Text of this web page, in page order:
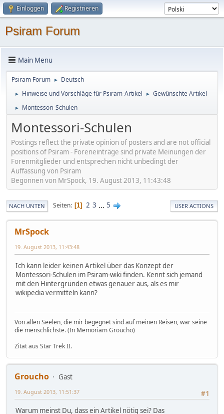
Einloggen Registrieren
Psiram Forum
Main Menu
Psiram Forum ► Deutsch
► Hinweise und Vorschläge für Psiram-Artikel ► Gewünschte Artikel
► Montessori-Schulen
Montessori-Schulen
Postings reflect the private opinion of posters and are not official
positions of Psiram - Foreneinträge sind private Meinungen der
Forenmitglieder und entsprechen nicht unbedingt der
Auffassung von Psiram
Begonnen von MrSpock, 19. August 2013, 11:43:48
NACH UNTEN Seiten 1 2 3 ... 5 USER ACTIONS
MrSpock
19. August 2013, 11:43:48
Ich kann leider keinen Artikel über das Konzept der
Montessori-Schulen im Psiram-wiki finden. Kennt sich jemand
mit den Hintergründen etwas genauer aus, als es mir
wikipedia vermitteln kann?
Von allen Seelen, die mir begegnet sind auf meinen Reisen, war seine
die menschlichste. (In Memoriam Groucho)
Zitat aus Star Trek II.
Groucho
Gast
#1
19. August 2013, 11:51:37
Warum meinst Du, dass ein Artikel nötig sei? Das